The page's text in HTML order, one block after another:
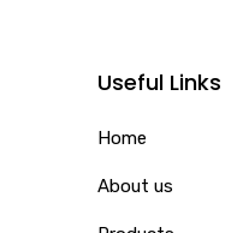
Useful Links
Home
About us